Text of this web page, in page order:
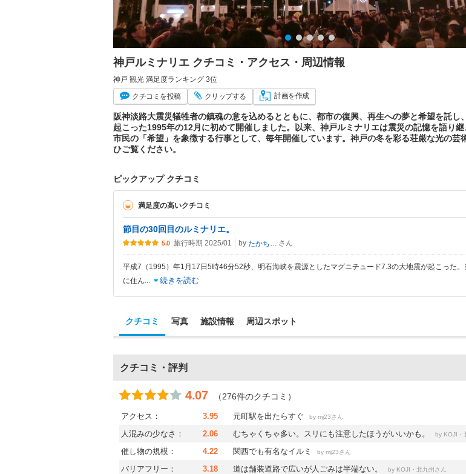
神戸ルミナリエ クチコミ・アクセス・周辺情報
神戸 観光 満足度ランキング 3位
クチコミ を投稿 クリップする 計画を作成
阪神淡路大震災犠牲者の鎮魂の意を込めるとともに、都市の復興、再生への夢と希望を託し
起こった1995年の12月に初めて開催しました。以来、神戸ルミナリエは震災の記憶を語り継
市民の「希望」を象徴する行事として、毎年開催しています。神戸の冬を彩る荘厳な光の芸
ひご覧ください。
ピックアップ クチコミ
満足度の高いクチコミ
節目の30回目のルミナリエ。
5.0 旅行時期 2025/01 by さん
平成7（1995）年1月17日5時46分52秒、明石海峡を震源としたマグニチュード7.3の大地震が起こった。
に住ん
続きを読む
クチコミ 写真 施設情報 周辺スポット
クチコミ・評判
4.07 （276件のクチコミ）
アクセス： 3.95 元町駅を出たらすぐ by mj23さん
人混みの少なさ： 2.06 むちゃくちゃ多い。スリにも注意したほうがいいかも。 by KOJI・
催し物の規模： 4.22 関西でも有名なイルミ by mj23さん
バリアフリー： 3.18 道は舗装道路で広いが人ごみは半端ない。 by KOJI・北九州 さん